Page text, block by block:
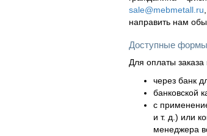
sale@mebmetall.ru
направить нам
Доступные
Для оплаты
через банк
банковской
с
и т. д.) или
менеджера